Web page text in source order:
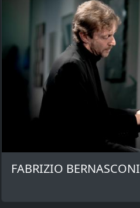
FABRIZIO BERNASCONI